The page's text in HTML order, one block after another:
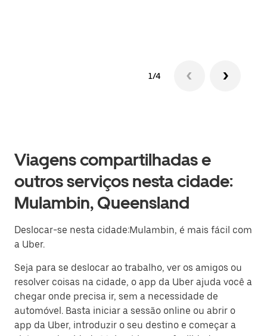
1/4
Viagens compartilhadas e
outros serviços nesta cidade:
Mulambin, Queensland
Deslocar-se nesta cidade:Mulambin, é mais fácil com
a Uber.
Seja para se deslocar ao trabalho, ver os amigos ou
resolver coisas na cidade, o app da Uber ajuda você a
chegar onde precisa ir, sem a necessidade de
automóvel. Basta iniciar a sessão online ou abrir o
app da Uber, introduzir o seu destino e começar a